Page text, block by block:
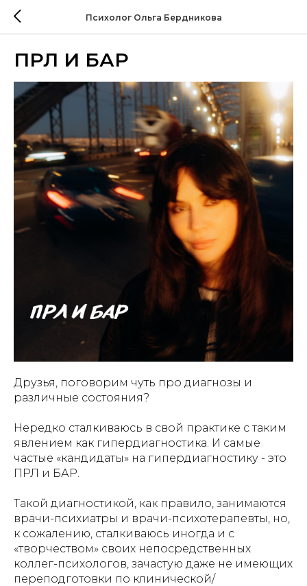
Психолог Ольга Бердникова
ПРЛ И БАР
Друзья, поговорим чуть про диагнозы и
различные состояния?
Нередко сталкиваюсь в свой практике с таким
явлением как гипердиагностика. И самые
частые «кандидаты» на гипердиагностику - это
ПРЛ и БАР.
Такой диагностикой, как правило, занимаются
врачи-психиатры и врачи-психотерапевты, но,
к сожалению, сталкиваюсь иногда и с
«творчеством» своих непосредственных
коллег-психологов, зачастую даже не имеющих
переподготовки по клинической/